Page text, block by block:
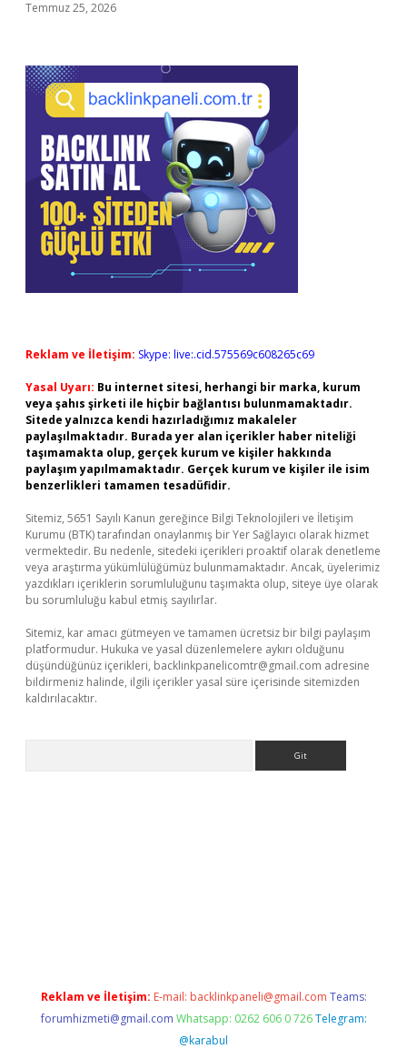
Temmuz 25, 2026
Reklam ve İletişim: Skype: live:.cid.575569c608265c69
Yasal Uyarı: Bu internet sitesi, herhangi bir marka, kurum
veya şahıs şirketi ile hiçbir bağlantısı bulunmamaktadır.
Sitede yalnızca kendi hazırladığımız makaleler
paylaşılmaktadır. Burada yer alan içerikler haber niteliği
taşımamakta olup, gerçek kurum ve kişiler hakkında
paylaşım yapılmamaktadır. Gerçek kurum ve kişiler ile isim
benzerlikleri tamamen tesadüfidir.
Sitemiz, 5651 Sayılı Kanun gereğince Bilgi Teknolojileri ve İletişim
Kurumu (BTK) tarafından onaylanmış bir Yer Sağlayıcı olarak hizmet
vermektedir. Bu nedenle, sitedeki içerikleri proaktif olarak denetleme
veya araştırma yükümlülüğümüz bulunmamaktadır. Ancak, üyelerimiz
yazdıkları içeriklerin sorumluluğunu taşımakta olup, siteye üye olarak
bu sorumluluğu kabul etmiş sayılırlar.
Sitemiz, kar amacı gütmeyen ve tamamen ücretsiz bir bilgi paylaşım
platformudur. Hukuka ve yasal düzenlemelere aykırı olduğunu
düşündüğünüz içerikleri, backlinkpanelicomtr@gmail.com adresine
bildirmeniz halinde, ilgili içerikler yasal süre içerisinde sitemizden
kaldırılacaktır.
Reklam ve İletişim: E-mail: backlinkpaneli@gmail.com Teams:
forumhizmeti@gmail.com Whatsapp: 0262 606 0 726 Telegram:
@karabul